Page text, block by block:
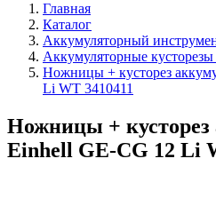
Главная
Каталог
Аккумуляторный
Аккумуляторные
Ножницы + кусторез
Li WT 3410411
Ножницы +
Einhell GE-CG 12 Li